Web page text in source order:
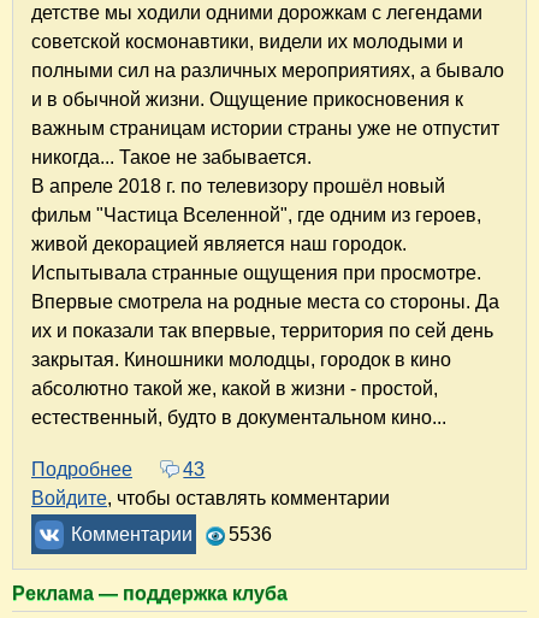
детстве мы ходили одними дорожкам с легендами
советской космонавтики, видели их молодыми и
полными сил на различных мероприятиях, а бывало
и в обычной жизни. Ощущение прикосновения к
важным страницам истории страны уже не отпустит
никогда... Такое не забывается.
В апреле 2018 г. по телевизору прошёл новый
фильм "Частица Вселенной", где одним из героев,
живой декорацией является наш городок.
Испытывала странные ощущения при просмотре.
Впервые смотрела на родные места со стороны. Да
их и показали так впервые, территория по сей день
закрытая. Киношники молодцы, городок в кино
абсолютно такой же, какой в жизни - простой,
естественный, будто в документальном кино...
Подробнее о Мой Звёздный городок
43
Войдите, чтобы оставлять комментарии
Комментарии
5536
Реклама — поддержка клуба